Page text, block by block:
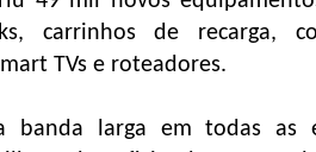
carrinhos de recarga,
TVs e roteadores.
banda larga em todas as